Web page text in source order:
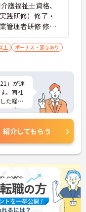
護福祉士資格、
践研修）修了・
管理者研修 修了
方(副施設長など)
上
ボーナス・賞与あり
」が運
。同社
た経営
ーガン
りに注
季休暇
ャー施
えるお
福利厚
かし、
ってい
。本社
運営に
伝えし
紹介してもらう